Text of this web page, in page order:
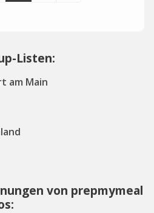
Listen:
am Main
von prepmymeal